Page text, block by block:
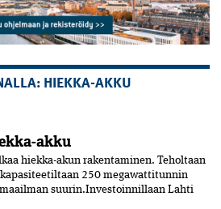
HIEKKA-AKKU
akku
hiekka-akun rakentaminen. Teholtaan
250 megawattitunnin
suurin.Investoinnillaan Lahti